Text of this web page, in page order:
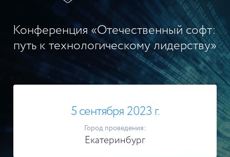
Конференция «Отечественный софт:
путь к технологическому лидерству»
5 сентября 2023 г.
Город проведения:
Екатеринбург